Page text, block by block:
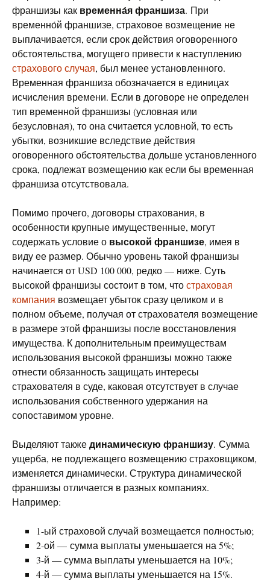
франшизы как временна́я франшиза. При
временно́й франшизе, страховое возмещение не
выплачивается, если срок действия оговоренного
обстоятельства, могущего привести к наступлению
страхового случая, был менее установленного.
Временная франшиза обозначается в единицах
исчисления времени. Если в договоре не определен
тип временной франшизы (условная или
безусловная), то она считается условной, то есть
убытки, возникшие вследствие действия
оговоренного обстоятельства дольше установленного
срока, подлежат возмещению как если бы временная
франшиза отсутствовала.
Помимо прочего, договоры страхования, в
особенности крупные имущественные, могут
содержать условие о высокой франшизе, имея в
виду ее размер. Обычно уровень такой франшизы
начинается от USD 100 000, редко — ниже. Суть
высокой франшизы состоит в том, чтостраховая
компания возмещает убыток сразу целиком и в
полном объеме, получая от страхователя возмещение
в размере этой франшизы после восстановления
имущества. К дополнительным преимуществам
использования высокой франшизы можно также
отнести обязанность защищать интересы
страхователя в суде, каковая отсутствует в случае
использования собственного удержания на
сопоставимом уровне.
Выделяют такжединамическую франшизу. Сумма
ущерба, не подлежащего возмещению страховщиком,
изменяется динамически. Структура динамической
франшизы отличается в разных компаниях.
Например:
1-ый страховой случай возмещается полностью;
2-ой — сумма выплаты уменьшается на 5%;
3-й — сумма выплаты уменьшается на 10%;
4-й — сумма выплаты уменьшается на 15%.